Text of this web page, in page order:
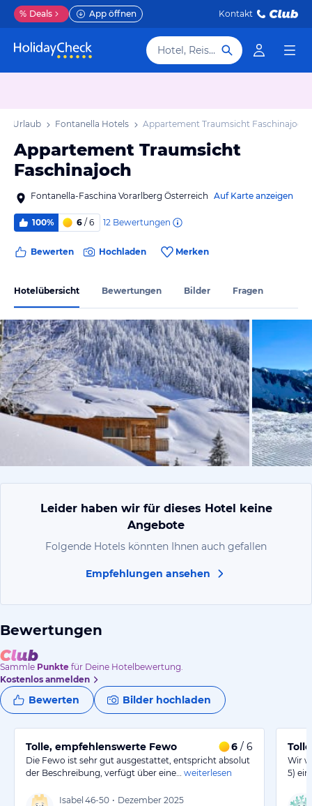
% Deals App öffnen Kontakt
Hotel, Reiseziel
Urlaub Fontanella Hotels Appartement Traumsicht Faschinajoch
Appartement Traumsicht
Faschinajoch
Fontanella-Faschina Vorarlberg Österreich Auf Karte anzeigen
100% 6 / 6 12 Bewertungen
Bewerten Hochladen Merken
Hotelübersicht Bewertungen Bilder Fragen
vom
Leider haben wir für dieses Hotel keine
Angebote
Folgende Hotels könnten Ihnen auch gefallen
Empfehlungen ansehen
Bewertungen
Sammle Punkte für Deine Hotelbewertung.
Kostenlos anmelden
Bewerten Bilder hochladen
Tolle, empfehlenswerte Fewo 6 / 6
Die Fewo ist sehr gut ausgestattet, entspricht absolut
der Beschreibung, verfügt über eine…
weiterlesen
Isabel 46-50 • Dezember 2025
Wir
5)